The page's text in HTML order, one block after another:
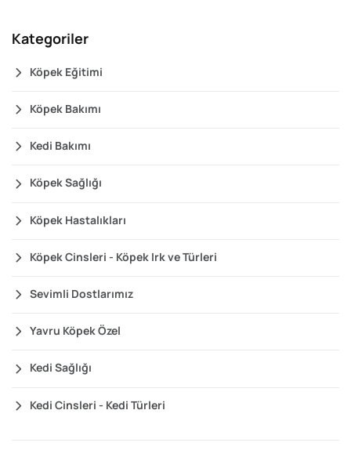
Kategoriler
Köpek Eğitimi
Köpek Bakımı
Kedi Bakımı
Köpek Sağlığı
Köpek Hastalıkları
Köpek Cinsleri - Köpek Irk ve Türleri
Sevimli Dostlarımız
Yavru Köpek Özel
Kedi Sağlığı
Kedi Cinsleri - Kedi Türleri